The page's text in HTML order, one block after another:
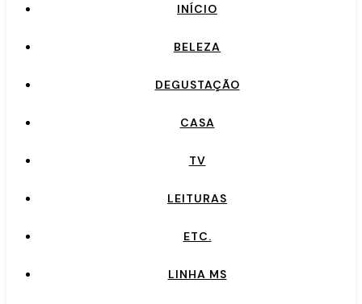
INÍCIO
BELEZA
DEGUSTAÇÃO
CASA
TV
LEITURAS
ETC.
LINHA MS